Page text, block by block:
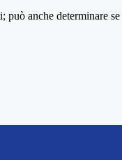
anche determinare